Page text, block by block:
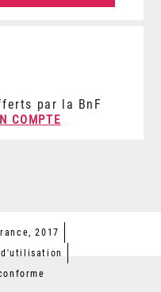
par la BnF
COMPTE
2017